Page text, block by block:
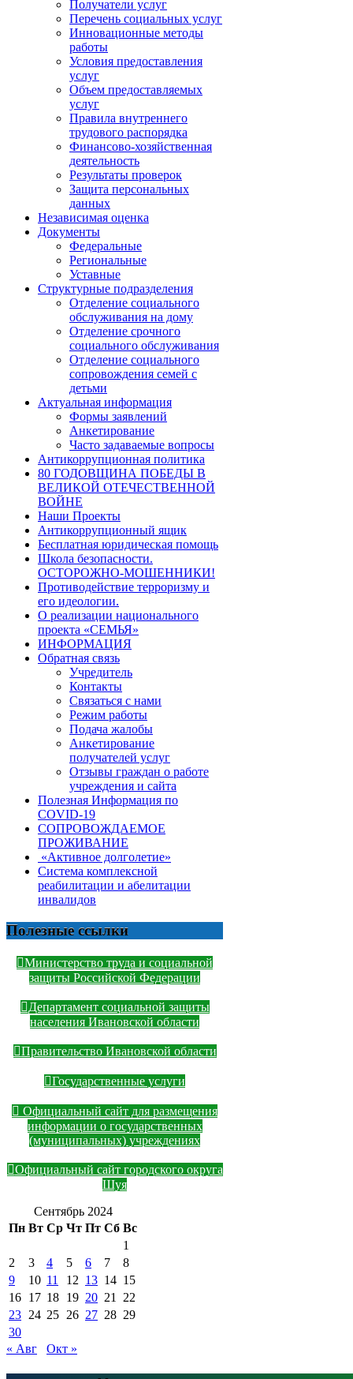
Получатели услуг
Перечень социальных услуг
Инновационные методы
работы
Условия предоставления
услуг
Объем предоставляемых
услуг
Правила внутреннего
трудового распорядка
Финансово-хозяйственная
деятельность
Результаты проверок
Защита персональных
данных
Независимая оценка
Документы
Федеральные
Региональные
Уставные
Структурные подразделения
Отделение социального
обслуживания на дому
Отделение срочного
социального обслуживания
Отделение социального
сопровождения семей с
детьми
Актуальная информация
Формы заявлений
Анкетирование
Часто задаваемые вопросы
Антикоррупционная политика
80 ГОДОВЩИНА ПОБЕДЫ В
ВЕЛИКОЙ ОТЕЧЕСТВЕННОЙ
ВОЙНЕ
Наши Проекты
Антикоррупционный ящик
Бесплатная юридическая помощь
Школа безопасности.
ОСТОРОЖНО-МОШЕННИКИ!
Противодействие терроризму и
его идеологии.
О реализации национального
проекта «СЕМЬЯ»
ИНФОРМАЦИЯ
Обратная связь
Учредитель
Контакты
Связаться с нами
Режим работы
Подача жалобы
Анкетирование
получателей услуг
Отзывы граждан о работе
учреждения и сайта
Полезная Информация по
COVID-19
СОПРОВОЖДАЕМОЕ
ПРОЖИВАНИЕ
«Активное долголетие»
Система комплексной
реабилитации и абелитации
инвалидов
Полезные ссылки
Министерство труда и социальной
защиты Российской Федерации
Департамент социальной защиты
населения Ивановской области
Правительство Ивановской области
Государственные услуги
Официальный сайт для размещения
информации о государственных
(муниципальных) учреждениях
Официальный сайт городского округа
Шуя
Сентябрь 2024
Пн Вт Ср Чт Пт Сб Вс
1
2
3 4 5 6 7
8
9
10 11 12 13 14 15
16 17 18 19 20 21
22
23 24 25 26 27 28 29
30
« Авг
Окт »